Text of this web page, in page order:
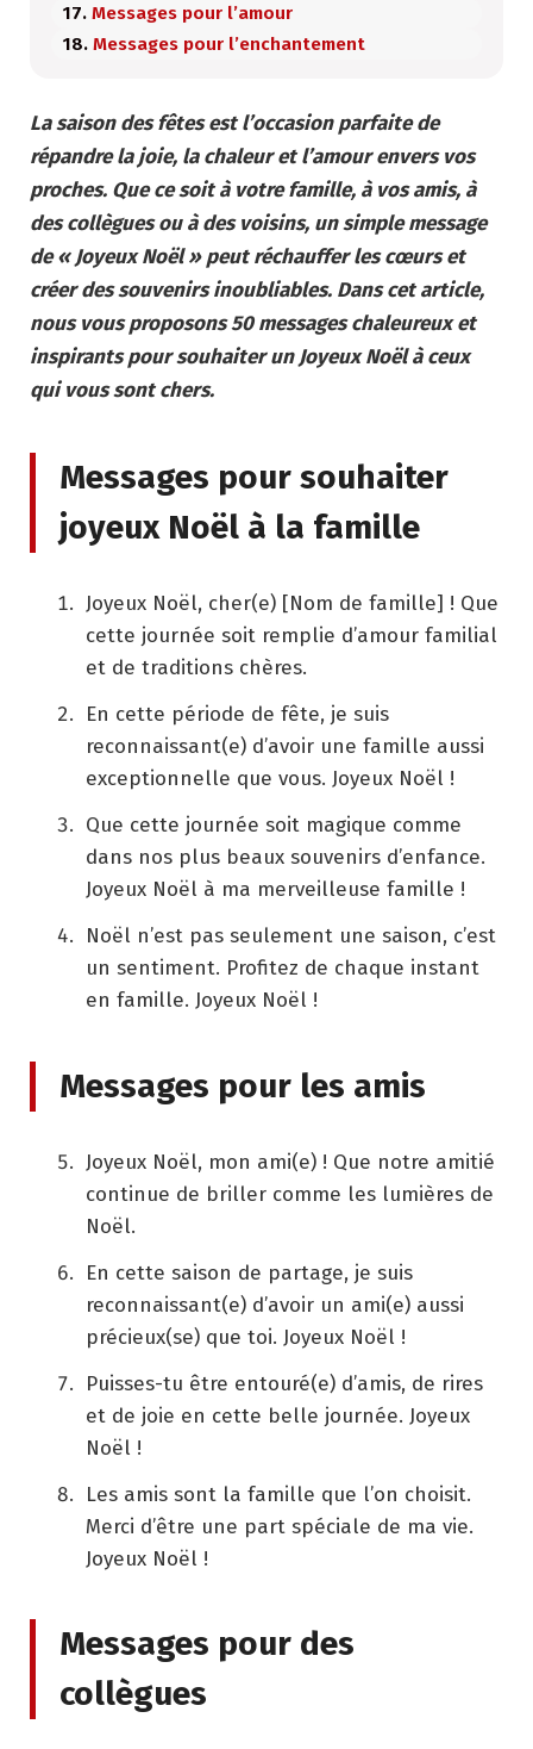
Messages pour l’amour
Messages pour l’enchantement
La saison des fêtes est l’occasion parfaite de
répandre la joie, la chaleur et l’amour envers vos
proches. Que ce soit à votre famille, à vos amis, à
des collègues ou à des voisins, un simple message
de « Joyeux Noël » peut réchauffer les cœurs et
créer des souvenirs inoubliables. Dans cet article,
nous vous proposons 50 messages chaleureux et
inspirants pour souhaiter un Joyeux Noël à ceux
qui vous sont chers.
Messages pour souhaiter
joyeux Noël à la famille
Joyeux Noël, cher(e) [Nom de famille] ! Que
cette journée soit remplie d’amour familial
et de traditions chères.
En cette période de fête, je suis
reconnaissant(e) d’avoir une famille aussi
exceptionnelle que vous. Joyeux Noël !
Que cette journée soit magique comme
dans nos plus beaux souvenirs d’enfance.
Joyeux Noël à ma merveilleuse famille !
Noël n’est pas seulement une saison, c’est
un sentiment. Profitez de chaque instant
en famille. Joyeux Noël !
Messages pour les amis
Joyeux Noël, mon ami(e) ! Que notre amitié
continue de briller comme les lumières de
Noël.
En cette saison de partage, je suis
reconnaissant(e) d’avoir un ami(e) aussi
précieux(se) que toi. Joyeux Noël !
Puisses-tu être entouré(e) d’amis, de rires
et de joie en cette belle journée. Joyeux
Noël !
Les amis sont la famille que l’on choisit.
Merci d’être une part spéciale de ma vie.
Joyeux Noël !
Messages pour des
collègues